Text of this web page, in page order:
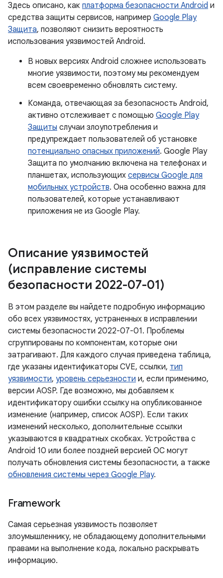
Здесь описано, как платформа безопасности Android и
средства защиты сервисов, например Google Play
Защита, позволяют снизить вероятность
использования уязвимостей Android.
В новых версиях Android сложнее использовать
многие уязвимости, поэтому мы рекомендуем
всем своевременно обновлять систему.
Команда, отвечающая за безопасность Android,
активно отслеживает с помощью Google Play
Защиты случаи злоупотребления и
предупреждает пользователей об установке
потенциально опасных приложений. Google Play
Защита по умолчанию включена на телефонах и
планшетах, использующих сервисы Google для
мобильных устройств. Она особенно важна для
пользователей, которые устанавливают
приложения не из Google Play.
Описание уязвимостей
(исправление системы
безопасности 2022-07-01)
В этом разделе вы найдете подробную информацию
обо всех уязвимостях, устраненных в исправлении
системы безопасности 2022-07-01. Проблемы
сгруппированы по компонентам, которые они
затрагивают. Для каждого случая приведена таблица,
где указаны идентификаторы CVE, ссылки, тип
уязвимости, уровень серьезности и, если применимо,
версии AOSP. Где возможно, мы добавляем к
идентификатору ошибки ссылку на опубликованное
изменение (например, список AOSP). Если таких
изменений несколько, дополнительные ссылки
указываются в квадратных скобках. Устройства с
Android 10 или более поздней версией ОС могут
получать обновления системы безопасности, а также
обновления системы через Google Play.
Framework
Самая серьезная уязвимость позволяет
злоумышленнику, не обладающему дополнительными
правами на выполнение кода, локально раскрывать
информацию.